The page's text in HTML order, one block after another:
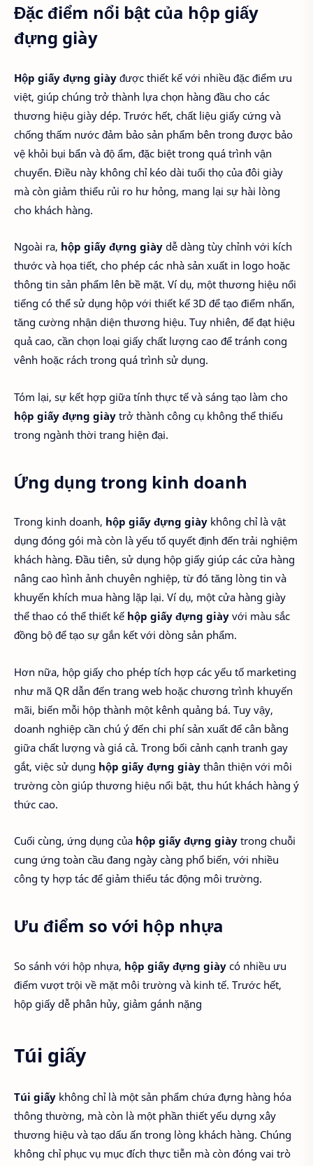
Đặc điểm nổi bật của hộp giấy
đựng giày
Hộp giấy đựng giày được thiết kế với nhiều đặc điểm ưu
việt, giúp chúng trở thành lựa chọn hàng đầu cho các
thương hiệu giày dép. Trước hết, chất liệu giấy cứng và
chống thấm nước đảm bảo sản phẩm bên trong được bảo
vệ khỏi bụi bẩn và độ ẩm, đặc biệt trong quá trình vận
chuyển. Điều này không chỉ kéo dài tuổi thọ của đôi giày
mà còn giảm thiểu rủi ro hư hỏng, mang lại sự hài lòng
cho khách hàng.
Ngoài ra, hộp giấy đựng giày dễ dàng tùy chỉnh với kích
thước và họa tiết, cho phép các nhà sản xuất in logo hoặc
thông tin sản phẩm lên bề mặt. Ví dụ, một thương hiệu nổi
tiếng có thể sử dụng hộp với thiết kế 3D để tạo điểm nhấn,
tăng cường nhận diện thương hiệu. Tuy nhiên, để đạt hiệu
quả cao, cần chọn loại giấy chất lượng cao để tránh cong
vênh hoặc rách trong quá trình sử dụng.
Tóm lại, sự kết hợp giữa tính thực tế và sáng tạo làm cho
hộp giấy đựng giày trở thành công cụ không thể thiếu
trong ngành thời trang hiện đại.
Ứng dụng trong kinh doanh
Trong kinh doanh, hộp giấy đựng giày không chỉ là vật
dụng đóng gói mà còn là yếu tố quyết định đến trải nghiệm
khách hàng. Đầu tiên, sử dụng hộp giấy giúp các cửa hàng
nâng cao hình ảnh chuyên nghiệp, từ đó tăng lòng tin và
khuyến khích mua hàng lặp lại. Ví dụ, một cửa hàng giày
thể thao có thể thiết kế hộp giấy đựng giày với màu sắc
đồng bộ để tạo sự gắn kết với dòng sản phẩm.
Hơn nữa, hộp giấy cho phép tích hợp các yếu tố marketing
như mã QR dẫn đến trang web hoặc chương trình khuyến
mãi, biến mỗi hộp thành một kênh quảng bá. Tuy vậy,
doanh nghiệp cần chú ý đến chi phí sản xuất để cân bằng
giữa chất lượng và giá cả. Trong bối cảnh cạnh tranh gay
gắt, việc sử dụng hộp giấy đựng giày thân thiện với môi
trường còn giúp thương hiệu nổi bật, thu hút khách hàng ý
thức cao.
Cuối cùng, ứng dụng của hộp giấy đựng giày trong chuỗi
cung ứng toàn cầu đang ngày càng phổ biến, với nhiều
công ty hợp tác để giảm thiểu tác động môi trường.
Ưu điểm so với hộp nhựa
So sánh với hộp nhựa, hộp giấy đựng giày có nhiều ưu
điểm vượt trội về mặt môi trường và kinh tế. Trước hết,
hộp giấy dễ phân hủy, giảm gánh nặng
Túi giấy
Túi giấy không chỉ là một sản phẩm chứa đựng hàng hóa
thông thường, mà còn là một phần thiết yếu dựng xây
thương hiệu và tạo dấu ấn trong lòng khách hàng. Chúng
không chỉ phục vụ mục đích thực tiễn mà còn đóng vai trò